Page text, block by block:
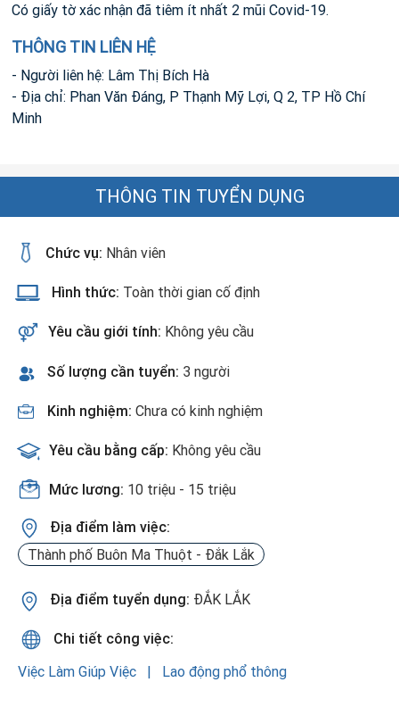
Có giấy tờ xác nhận đã tiêm ít nhất 2 mũi Covid-19.
THÔNG TIN LIÊN HỆ
- Người liên hệ: Lâm Thị Bích Hà
- Địa chỉ: Phan Văn Đáng, P Thạnh Mỹ Lợi, Q 2, TP Hồ Chí
Minh
THÔNG TIN TUYỂN DỤNG
Chức vụ: Nhân viên
Hình thức: Toàn thời gian cố định
Yêu cầu giới tính: Không yêu cầu
Số lượng cần tuyển: 3 người
Kinh nghiệm: Chưa có kinh nghiệm
Yêu cầu bằng cấp: Không yêu cầu
Mức lương: 10 triệu - 15 triệu
Địa điểm làm việc:
Thành phố Buôn Ma Thuột - Đắk Lắk
Địa điểm tuyển dụng: ĐẮK LẮK
Chi tiết công việc:
Việc Làm Giúp Việc
Lao động phổ thông